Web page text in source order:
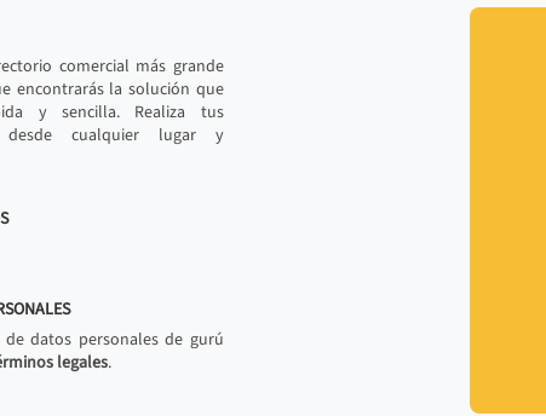
comercial más grande
encontrarás la solución que
y sencilla. Realiza tus
desde cualquier lugar y
datos personales de gurú
legales.